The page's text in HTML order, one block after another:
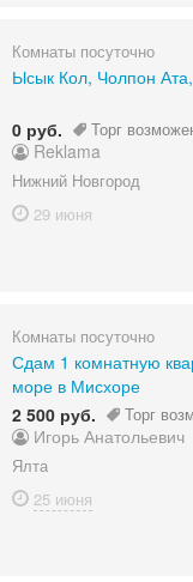
Комнаты посуточно
Ысык Кол, Чолпон
0 руб. Торг
Reklama
Нижний Новгород
29 июня
Комнаты посуточно
Сдам 1 комнатную
море в Мисхоре
2 500 руб.
Торг
Игорь Анатольевич
Ялта
25 июня